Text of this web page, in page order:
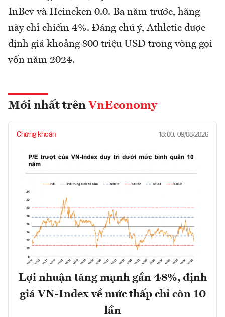
InBev và Heineken 0.0. Ba năm trước, hãng
này chỉ chiếm 4%. Đáng chú ý, Athletic được
định giá khoảng 800 triệu USD trong vòng gọi
vốn năm 2024.
Mới nhất trên VnEconomy
Chứng khoán 18:00, 09/08/2026
Lợi nhuận tăng mạnh gần 48%, định
giá VN-Index về mức thấp chỉ còn 10
lần